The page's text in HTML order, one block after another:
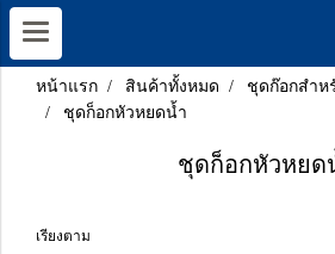
หน้าแรก สินค้าทั้งหมด
ชุดก๊อกสำ
ชุดก็อกหัวหยดน้ำ
ชุดก็อกหัวหยด
เรียงตาม